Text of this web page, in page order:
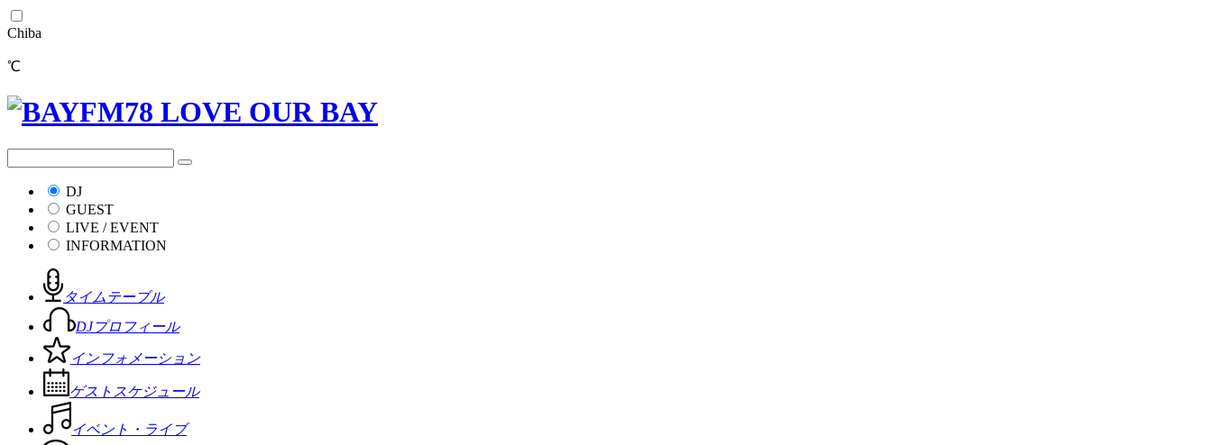
Chiba
℃
DJ
GUEST
LIVE / EVENT
INFORMATION
タイムテーブル
DJプロフィール
インフォメーション
ゲストスケジュール
イベント・ライブ